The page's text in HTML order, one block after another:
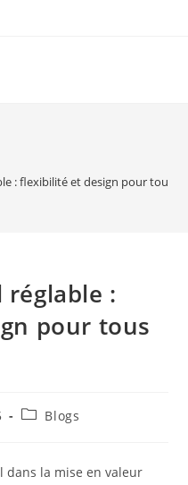
: flexibilité et design pour tous
réglable :
pour tous
PostBlogs
dans la mise en valeur